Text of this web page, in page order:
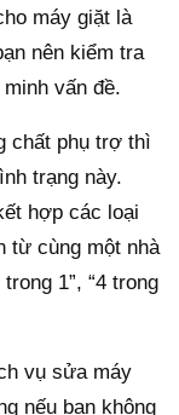
máy giặt là
nên kiểm tra
vấn đề.
chất phụ trợ thì
trạng này.
hợp các loại
từ cùng một nhà
1”, “4 trong
vụ sửa máy
nếu bạn không